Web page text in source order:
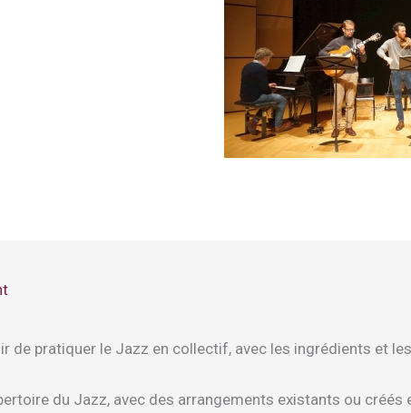
de pratiquer le Jazz en collectif, avec les ingrédients et
du Jazz, avec des arrangements existants ou créés